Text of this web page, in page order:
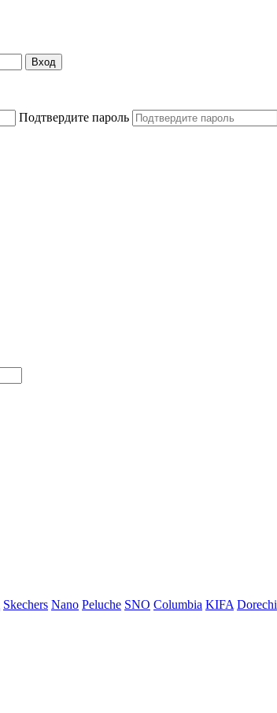
Вход
Подтвердите пароль
Skechers Nano Peluche SNO Columbia KIFA Dorechi